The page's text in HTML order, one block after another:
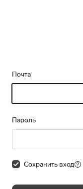
Почта
Пароль
Сохранить вход